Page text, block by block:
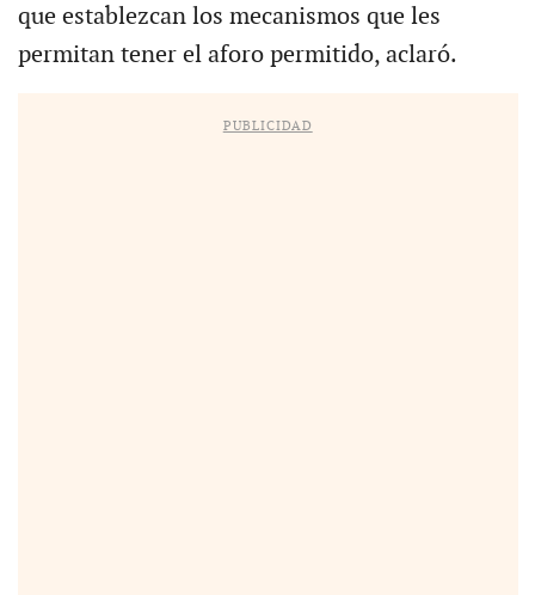
que establezcan los mecanismos que les
permitan tener el aforo permitido, aclaró.
PUBLICIDAD